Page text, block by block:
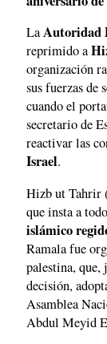
LaAutoridad
reprimido a
organización
sus fuerzas de
cuando el
secretario de
reactivar las
Israel.
Hizb ut Tahrir
que insta a
islámico
Ramala fue
palestina, que,
decisión,
Asamblea
Abdul Meyid